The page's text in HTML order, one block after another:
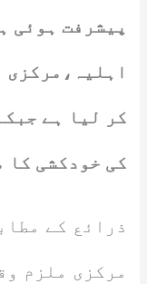
پیشرفت ہوئی
اہلیہ،مرکزی
کر لیا ہے
کی خودکشی کا
ذرائع کے
مرکزی ملزم